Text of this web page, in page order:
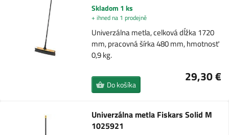
Skladom 1 ks
+ ihned na 1 prodejně
Univerzálna metla, celková dĺžka 1720
mm, pracovná šírka 480 mm, hmotnosť
0,9 kg.
29,30 €
Do košíka
Univerzálna metla Fiskars Solid M
1025921